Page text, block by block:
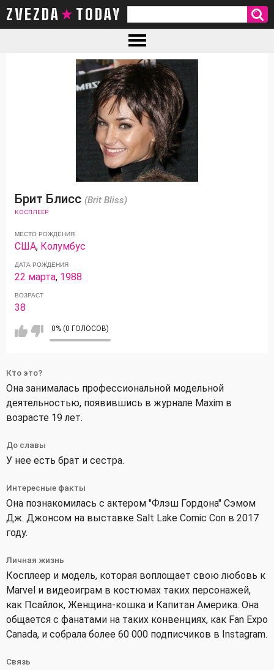
ZVEZDA TODAY
Брит Блисс (Brit Bliss)
КОСПЛЕЕР
МЕСТО РОЖДЕНИЯ
США, Колумбус
ДАТА РОЖДЕНИЯ
22 марта, 1988
ВОЗРАСТ
38
0% (0 ГОЛОСОВ)
Кто это?
Она занималась профессиональной модельной
деятельностью, появившись в журнале Maxim в
возрасте 19 лет.
До славы
У нее есть брат и сестра.
Интересные факты
Она познакомилась с актером "Флэш Гордона" Сэмом
Дж. Джонсом на выставке Salt Lake Comic Con в 2017
году.
Личная жизнь
Косплеер и модель, которая воплощает свою любовь к
Marvel и видеоиграм в костюмах таких персонажей,
как Псайлок, Женщина-кошка и Капитан Америка. Она
общается с фанатами на таких конвенциях, как Fan Expo
Canada, и собрала более 60 000 подписчиков в Instagram.
Связь